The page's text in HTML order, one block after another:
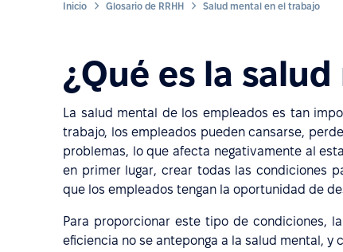
Inicio Glosario de RRHH Salud mental en el trabajo
¿Qué es la
La salud mental de los empleados es tan
trabajo, los empleados pueden cansarse,
problemas, lo que afecta negativamente al
en primer lugar, crear todas las condiciones
que los empleados tengan la oportunidad de
Para proporcionar este tipo de condiciones,
eficiencia no se anteponga a la salud mental,